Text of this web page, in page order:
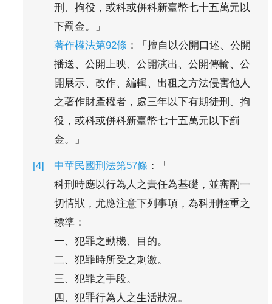
刑、拘役，或科或併科新臺幣七十五萬元以
下罰金。」
著作權法第92條 ：「擅自以公開口述、公開
播送、公開上映、公開演出、公開傳輸、公
開展示、改作、編輯、出租之方法侵害他人
之著作財產權者，處三年以下有期徒刑、拘
役，或科或併科新臺幣七十五萬元以下罰
金。」
中華民國刑法第57條 ：「
科刑時應以行為人之責任為基礎，並審酌一
切情狀，尤應注意下列事項，為科刑輕重之
標準：
一、犯罪之動機、目的。
二、犯罪時所受之刺激。
三、犯罪之手段。
四、犯罪行為人之生活狀況。